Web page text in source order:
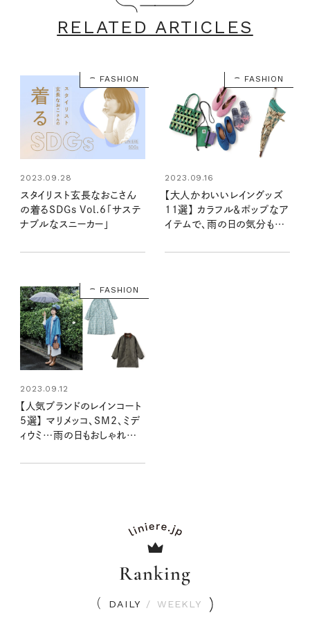
RELATED ARTICLES
FASHION
2023.09.28
スタイリスト玄長なおこさん
の着るSDGs Vol.6「サステ
ナブルなスニーカー」
FASHION
2023.09.16
【大人かわいいレイングッズ
11選】 カラフル＆ポップなア
イテムで、雨の日の気分も洒
FASHION
2023.09.12
【人気ブランドのレインコート
5選】 マリメッコ、SM2、ミデ
ィウミ…雨の日もおしゃれに
Ranking
DAILY / WEEKLY